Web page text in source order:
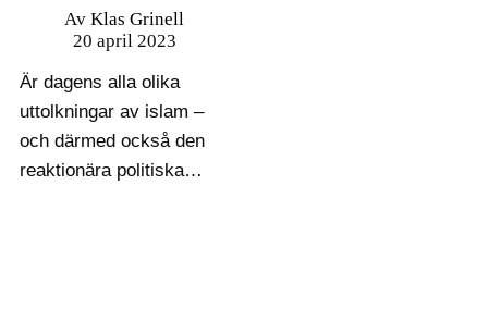
AvKlas Grinell
20 april 2023
Är dagens alla olika
uttolkningar av islam –
och därmed också den
reaktionära politiska